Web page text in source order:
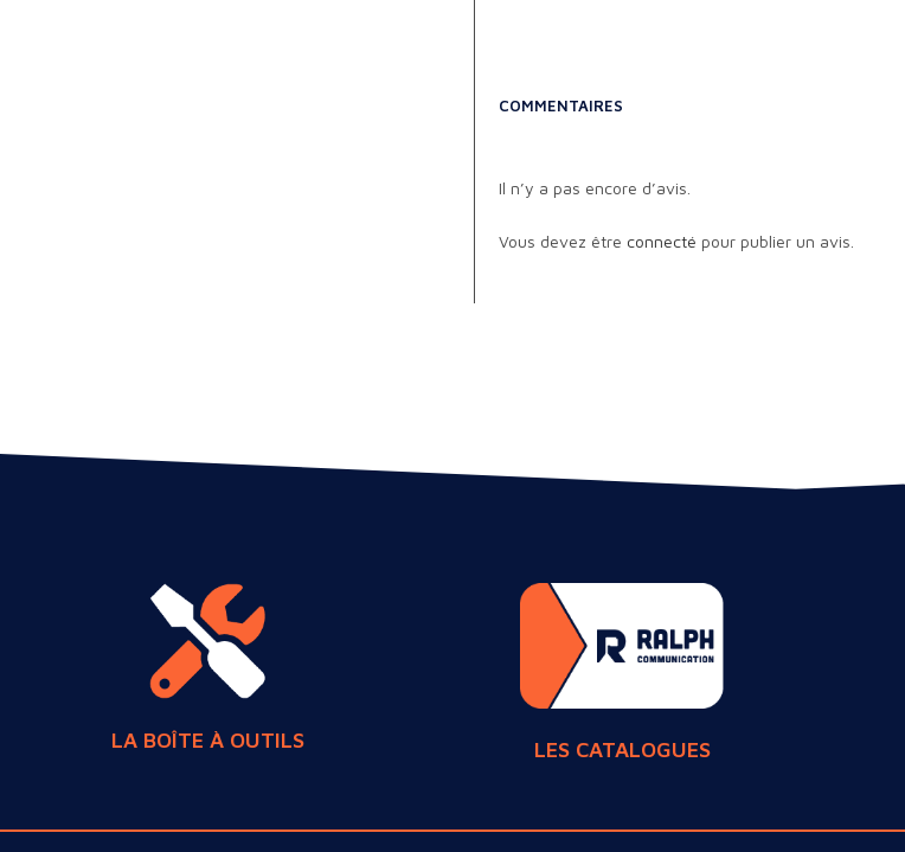
COMMENTAIRES
Il n’y a pas encore d’avis.
Vous devez être connecté pour publier un avis.
LA BOÎTE À OUTILS LES CATALOGUES